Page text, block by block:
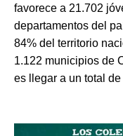
favorece a 21.702
departamentos del
84% del territorio
1.122 municipios de
es llegar a un total